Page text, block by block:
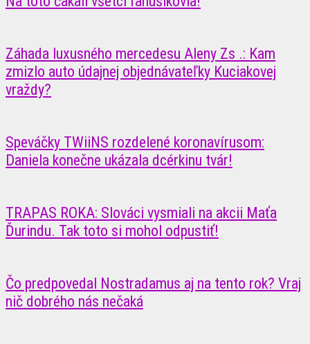
Záhada luxusného mercedesu Aleny Zs .: Kam
zmizlo auto údajnej objednávateľky Kuciakovej
vraždy?
Speváčky TWiiNS rozdelené koronavírusom:
Daniela konečne ukázala dcérkinu tvár!
TRAPAS ROKA: Slováci vysmiali na akcii Maťa
Ďurindu. Tak toto si mohol odpustiť!
Čo predpovedal Nostradamus aj na tento rok? Vraj
nič dobrého nás nečaká